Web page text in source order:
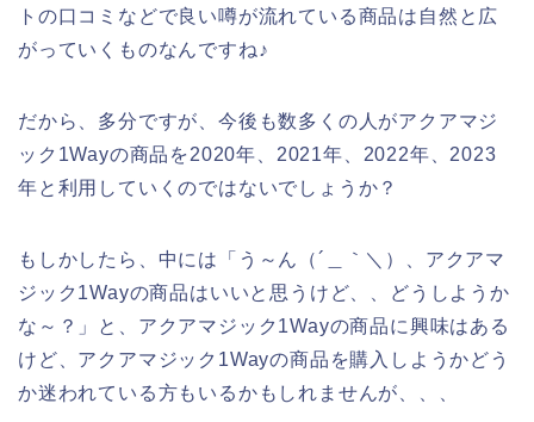
トの口コミなどで良い噂が流れている商品は自然と広
がっていくものなんですね♪
だから、多分ですが、今後も数多くの人がアクアマジ
ック1Wayの商品を2020年、2021年、2022年、2023
年と利用していくのではないでしょうか？
もしかしたら、中には「う～ん（´＿｀＼）、アクアマ
ジック1Wayの商品はいいと思うけど、、どうしようか
な～？」と、アクアマジック1Wayの商品に興味はある
けど、アクアマジック1Wayの商品を購入しようかどう
か迷われている方もいるかもしれませんが、、、